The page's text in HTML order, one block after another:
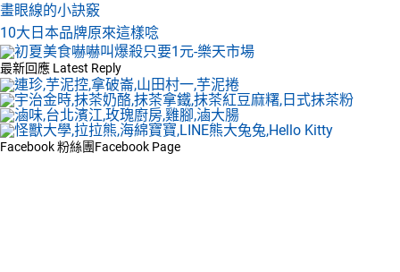
畫眼線的小訣竅
10大日本品牌原來這樣唸
最新回應 Latest Reply
Facebook 粉絲團Facebook Page